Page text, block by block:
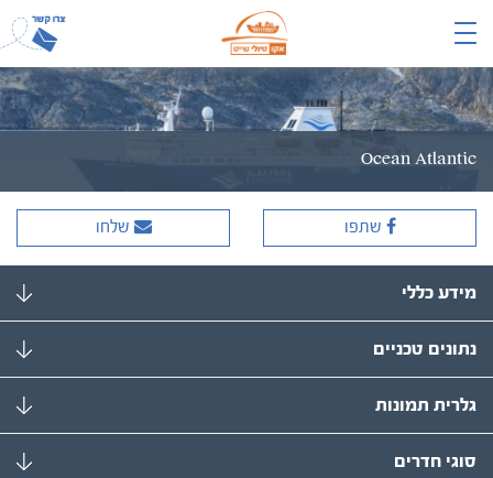
Ocean Atlantic
שלחו שתפו
מידע כללי
נתונים טכניים
גלרית תמונות
סוגי חדרים